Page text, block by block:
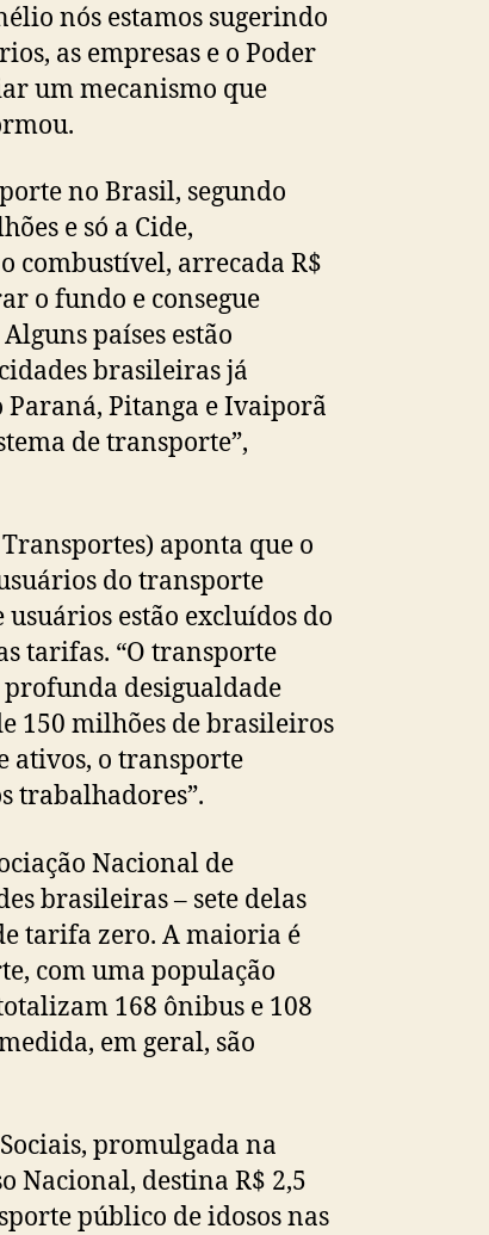
nós estamos sugerindo
as empresas e o Poder
um mecanismo que
no Brasil, segundo
e só a Cide,
combustível, arrecada R$
o fundo e consegue
países estão
brasileiras já
Pitanga e Ivaiporã
de transporte”,
aponta que o
do transporte
estão excluídos do
tarifas. “O transporte
desigualdade
150 milhões de brasileiros
ativos, o transporte
trabalhadores”.
Nacional de
brasileiras – sete delas
tarifa zero. A maioria é
com uma população
168 ônibus e 108
em geral, são
promulgada na
Nacional, destina R$ 2,5
público de idosos nas